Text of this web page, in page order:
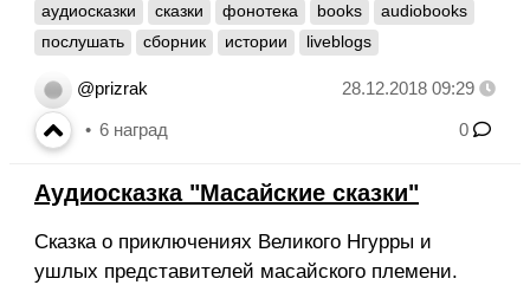
аудиосказки
сказки фонотека books
audiobooks
послушать
сборник истории liveblogs
@prizrak 28.12.2018 09:29
6 наград 0
Аудиосказка "Масайские сказки"
Сказка о приключениях Великого Нгурры и
ушлых представителей масайского племени.